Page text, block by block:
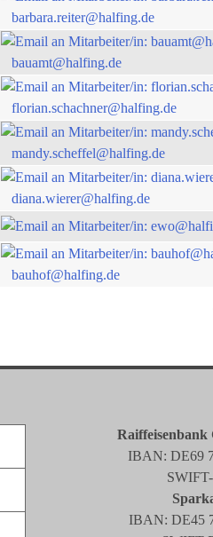
barbara.reiter@halfing.de
bauamt@halfing.de
florian.schachner@halfing.de
mandy.scheffel@halfing.de
diana.wierer@halfing.de
bauhof@halfing.de
Raiffeisenbank
IBAN: DE69
IBAN: DE45